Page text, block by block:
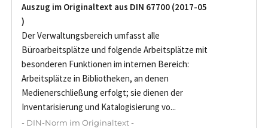
Auszug im Originaltext aus DIN 67700 (2017-05
)
Der Verwaltungsbereich umfasst alle
Büroarbeitsplätze und folgende Arbeitsplätze mit
besonderen Funktionen im internen Bereich:
Arbeitsplätze in Bibliotheken, an denen
Medienerschließung erfolgt; sie dienen der
Inventarisierung und Katalogisierung vo...
- DIN-Norm im Originaltext -